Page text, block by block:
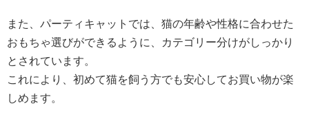
また、パーティキャットでは、猫の年齢や性格に合わせた
おもちゃ選びができるように、カテゴリー分けがしっかり
とされています。
これにより、初めて猫を飼う方でも安心してお買い物が楽
しめます。